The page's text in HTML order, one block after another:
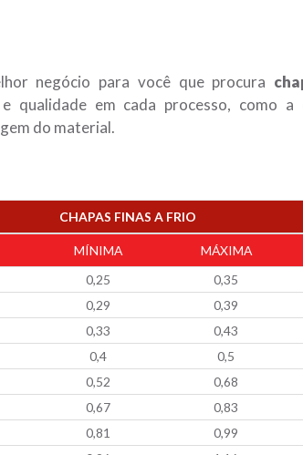
negócio para você que procura
qualidade em cada processo, como a
do material.
CHAPAS FINAS A FRIO
MÍNIMA MÁXIMA
0,25 0,35
0,29 0,39
0,33 0,43
0,4 0,5
0,52 0,68
0,67 0,83
0,81 0,99